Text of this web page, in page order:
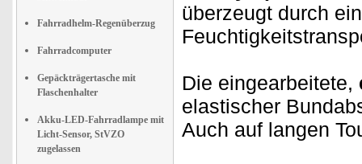
Fahrradhelm-Regenüberzug
Fahrradcomputer
Gepäckträgertasche mit
Flaschenhalter
Akku-LED-Fahrradlampe mit
Licht-Sensor, StVZO
zugelassen
überzeugt durch
Die eingearbeitete,
elastischer
Auch auf langen